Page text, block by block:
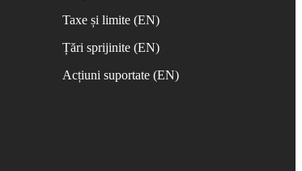
Taxe și limite (EN)
Țări sprijinite (EN)
Acțiuni suportate (EN)